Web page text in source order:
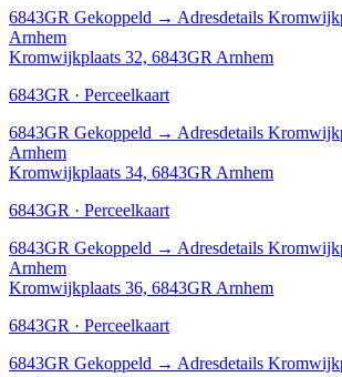
6843GR Gekoppeld → Adresdetails
Arnhem
Kromwijkplaats 32, 6843GR Arnhem
6843GR · Perceelkaart
6843GR Gekoppeld → Adresdetails
Arnhem
Kromwijkplaats 34, 6843GR Arnhem
6843GR · Perceelkaart
6843GR Gekoppeld → Adresdetails
Arnhem
Kromwijkplaats 36, 6843GR Arnhem
6843GR · Perceelkaart
6843GR Gekoppeld → Adresdetails